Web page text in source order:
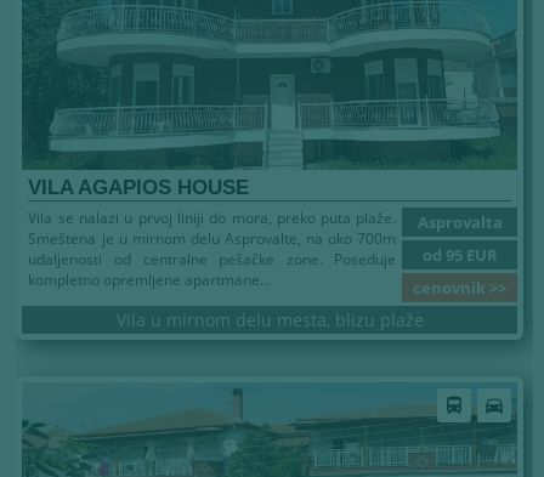
VILA AGAPIOS HOUSE
Asprovalta
od 95 EUR
cenovnik >>
Vila se nalazi u prvoj liniji do mora, preko puta plaže.
Smeštena je u mirnom delu Asprovalte, na oko 700m
udaljenosti od centralne pešačke zone. Poseduje
kompletno opremljene apartmane...
Vila u mirnom delu mesta, blizu plaže
directions_bus directions_car